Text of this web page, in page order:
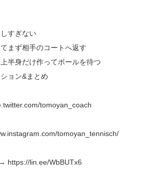
すぎない
まず相手のコートへ返す
半身だけ作ってボールを待つ
ョン&まとめ
tomoyan_coach
tomoyan_tennisch/
https://lin.ee/WbBUTx6